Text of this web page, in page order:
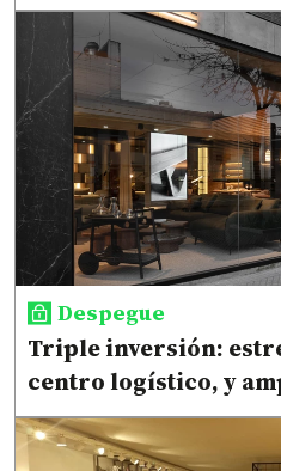
Despegue
Triple inversión:
centro logístico, y